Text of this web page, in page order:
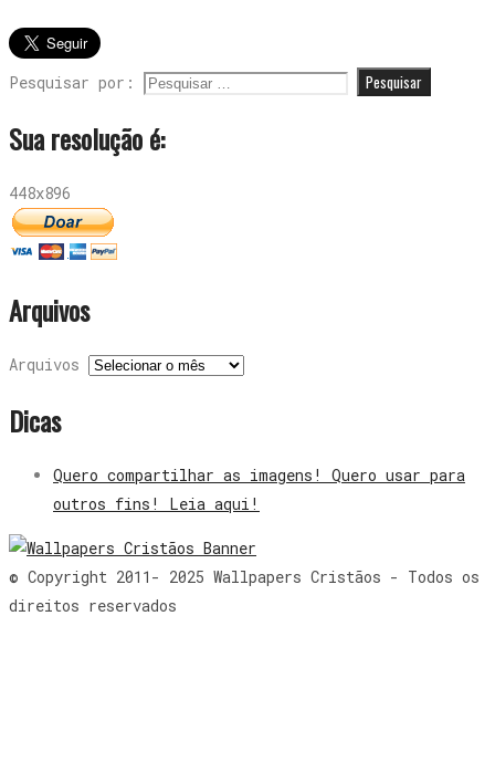
Pesquisar por:
Sua resolução é:
448x896
Arquivos
Arquivos
Dicas
Quero compartilhar as imagens! Quero usar para
outros fins! Leia aqui!
© Copyright 2011- 2025 Wallpapers Cristãos - Todos os
direitos reservados